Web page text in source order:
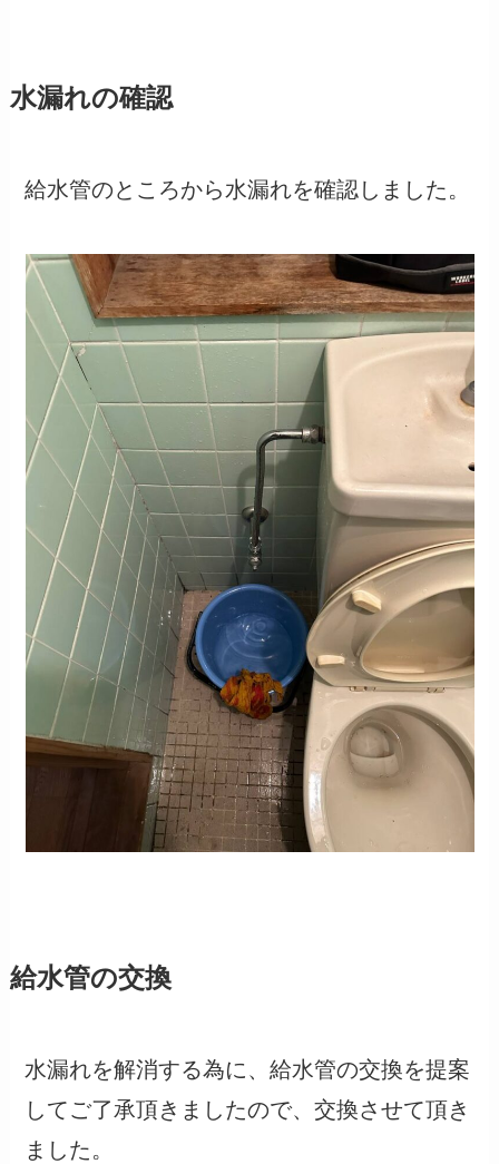
水漏れの確認
給水管のところから水漏れを確認しました。
給水管の交換
水漏れを解消する為に、給水管の交換を提案
してご了承頂きましたので、交換させて頂き
ました。